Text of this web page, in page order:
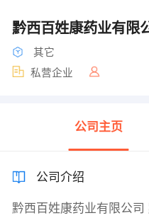
黔西百姓康药业有限
其它
私营企业
公司主页
公司介绍
黔西百姓康药业有限公司